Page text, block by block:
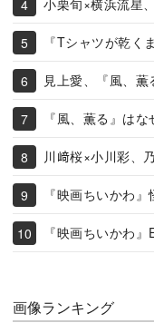
小栗旬×横浜流星
『Tシャツが乾く
見上愛、『風、
『風、薫る』は
川﨑桜×小川彩、
『映画ちいかわ
『映画ちいかわ
画像ランキング